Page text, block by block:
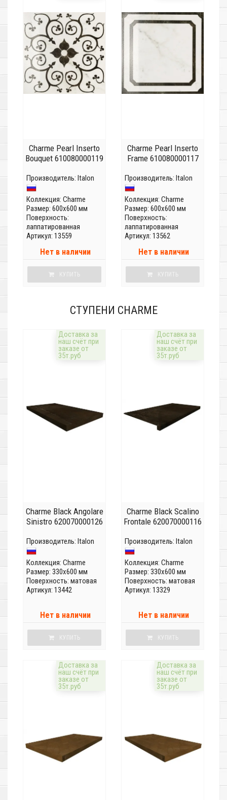
Charme Pearl Inserto
Bouquet 610080000119
Производитель: Italon
Коллекция: Charme
Размер: 600x600 мм
Поверхность:
лаппатированная
Артикул: 13559
Нет в наличии
КУПИТЬ
Charme Pearl Inserto
Frame 610080000117
Производитель: Italon
Коллекция: Charme
Размер: 600x600 мм
Поверхность:
лаппатированная
Артикул: 13562
Нет в наличии
КУПИТЬ
СТУПЕНИ CHARME
Доставка за
наш счёт при
заказе от
35т.руб
Charme Black Angolare
Sinistro 620070000126
Производитель: Italon
Коллекция: Charme
Размер: 330x600 мм
Поверхность: матовая
Артикул: 13442
Нет в наличии
КУПИТЬ
Доставка за
наш счёт при
заказе от
35т.руб
Charme Black Scalino
Frontale 620070000116
Производитель: Italon
Коллекция: Charme
Размер: 330x600 мм
Поверхность: матовая
Артикул: 13329
Нет в наличии
КУПИТЬ
Доставка за
наш счёт при
заказе от
35т.руб
Доставка за
наш счёт при
заказе от
35т.руб